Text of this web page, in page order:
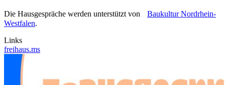
Die Hausgespräche werden unterstützt von Baukultur Nordrhein-
Westfalen.
Links
freihaus.ms